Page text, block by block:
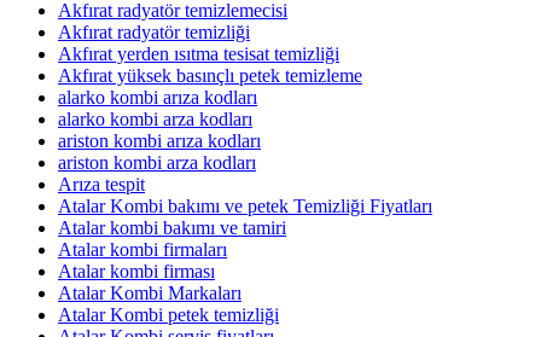
Akfırat radyatör temizlemecisi
Akfırat radyatör temizliği
Akfırat yerden ısıtma tesisat temizliği
Akfırat yüksek basınçlı petek temizleme
alarko kombi arıza kodları
alarko kombi arza kodları
ariston kombi arıza kodları
ariston kombi arza kodları
Arıza tespit
Atalar Kombi bakımı ve petek Temizliği Fiyatları
Atalar kombi bakımı ve tamiri
Atalar kombi firmaları
Atalar kombi firması
Atalar Kombi Markaları
Atalar Kombi petek temizliği